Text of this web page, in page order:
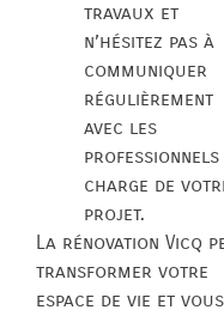
travaux et
n’hésitez pas à
communiquer
régulièrement
avec les
professionnels
charge de
projet.
La rénovation Vicq
transformer votre
espace de vie et vous